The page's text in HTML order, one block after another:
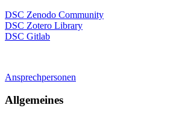
DSC Zenodo Community
DSC Zotero Library
DSC Gitlab
Ansprechpersonen
Allgemeines